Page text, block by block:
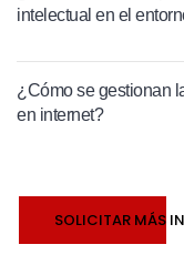
intelectual en el
¿Cómo se gestionan
en internet?
SOLICITAR MÁS